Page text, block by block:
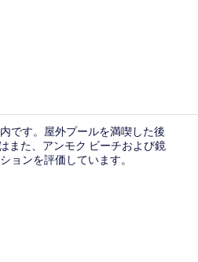
ジュニア
です。屋外プールを満喫した後
また、アンモク ビーチおよび鏡
ョンを評価しています。